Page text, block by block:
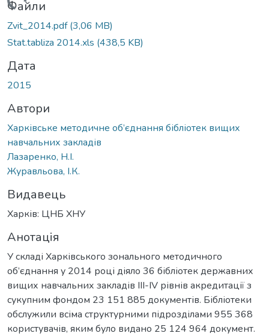
Вантажиться...
Файли
Zvit_2014.pdf(3,06 MB)
Stat.tabliza 2014.xls (438,5 KB)
Дата
2015
Автори
Харківське методичне об’єднання бібліотек вищих
навчальних закладів
Лазаренко, Н.І.
Журавльова, І.К.
Видавець
Харків: ЦНБ ХНУ
Анотація
У складі Харківського зонального методичного
об’єднання у 2014 році діяло 36 бібліотек державних
вищих навчальних закладів III-IV рівнів акредитації з
сукупним фондом 23 151 885 документів. Бібліотеки
обслужили всіма структурними підрозділами 955 368
користувачів, яким було видано 25 124 964 документ.